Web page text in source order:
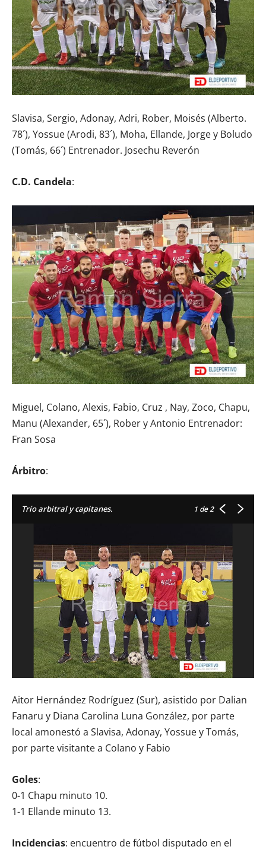
Slavisa, Sergio, Adonay, Adri, Rober, Moisés (Alberto.
78´), Yossue (Arodi, 83´), Moha, Ellande, Jorge y Boludo
(Tomás, 66´) Entrenador. Josechu Reverón
C.D. Candela:
Miguel, Colano, Alexis, Fabio, Cruz , Nay, Zoco, Chapu,
Manu (Alexander, 65´), Rober y Antonio Entrenador:
Fran Sosa
Árbitro:
Trío arbitral y capitanes. 1 de 2
Aitor Hernández Rodríguez (Sur), asistido por Dalian
Fanaru y Diana Carolina Luna González, por parte
local amonestó a Slavisa, Adonay, Yossue y Tomás,
por parte visitante a Colano y Fabio
Goles:
0-1 Chapu minuto 10.
1-1 Ellande minuto 13.
Incidencias: encuentro de fútbol disputado en el